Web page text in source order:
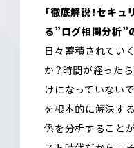
「徹底解説！セキ
る”ログ相関分析”
日々蓄積されてい
か？時間が経った
けになっていない
を根本的に解決す
係を分析すること